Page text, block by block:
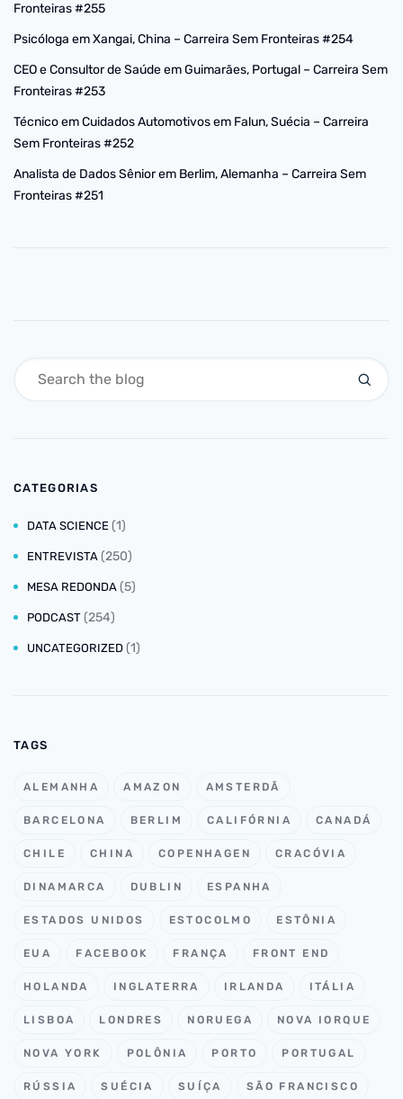
Fronteiras #255
Psicóloga em Xangai, China – Carreira Sem Fronteiras #254
CEO e Consultor de Saúde em Guimarães, Portugal – Carreira Sem
Fronteiras #253
Técnico em Cuidados Automotivos em Falun, Suécia – Carreira
Sem Fronteiras #252
Analista de Dados Sênior em Berlim, Alemanha – Carreira Sem
Fronteiras #251
CATEGORIAS
DATA SCIENCE (1)
ENTREVISTA (250)
MESA REDONDA (5)
PODCAST (254)
UNCATEGORIZED (1)
TAGS
ALEMANHA AMAZON AMSTERDÃ
BARCELONA BERLIM CALIFÓRNIA CANADÁ
CHILE CHINA COPENHAGEN CRACÓVIA
DINAMARCA DUBLIN ESPANHA
ESTADOS UNIDOS ESTOCOLMO ESTÔNIA
EUA FACEBOOK FRANÇA FRONT END
HOLANDA INGLATERRA IRLANDA ITÁLIA
LISBOA LONDRES NORUEGA NOVA IORQUE
NOVA YORK POLÔNIA PORTO PORTUGAL
RÚSSIA SUÉCIA SUÍÇA SÃO FRANCISCO